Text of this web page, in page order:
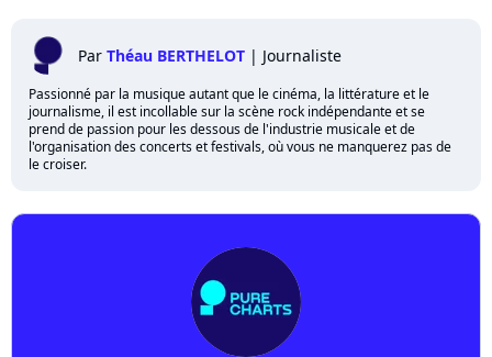
Par Théau BERTHELOT | Journaliste
Passionné par la musique autant que le cinéma, la littérature et le
journalisme, il est incollable sur la scène rock indépendante et se
prend de passion pour les dessous de l'industrie musicale et de
l'organisation des concerts et festivals, où vous ne manquerez pas de
le croiser.